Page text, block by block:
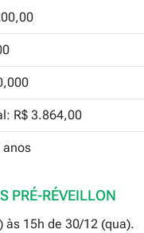
R$ 3.864,00
anos
PRÉ-RÉVEILLON
às 15h de 30/12 (qua).